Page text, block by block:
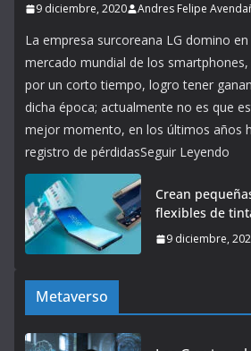
9 diciembre, 2020 Andres Felipe
La empresa surcoreana LG domino
mercado mundial de los
por un corto tiempo, logro tener
dicha época; actualmente no es que
mejor momento, en los últimos años
registro de pérdidasSeguir Leyendo
Crean
flexibles de
9 diciembre,
Metaverso